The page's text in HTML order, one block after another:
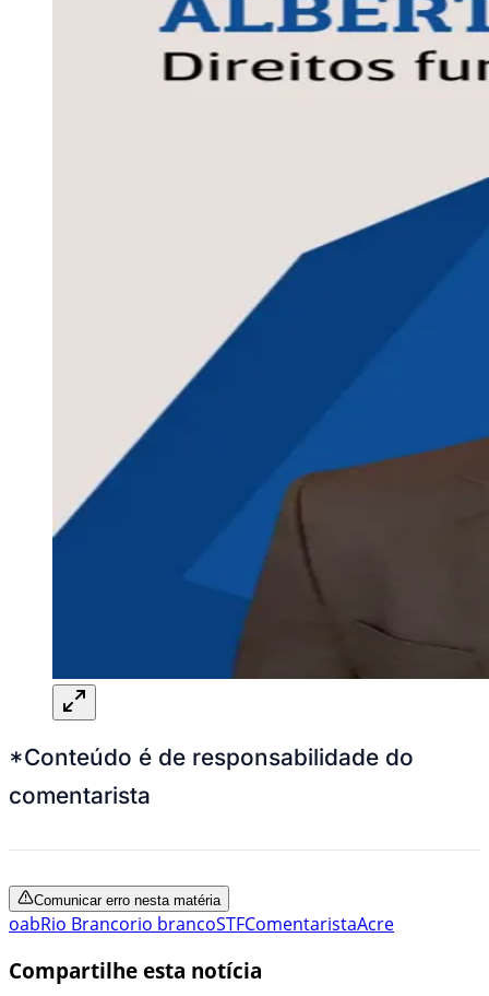
*Conteúdo é de responsabilidade do
comentarista
Comunicar erro nesta matéria
oabRio Brancorio brancoSTFComentaristaAcre
Compartilhe esta notícia